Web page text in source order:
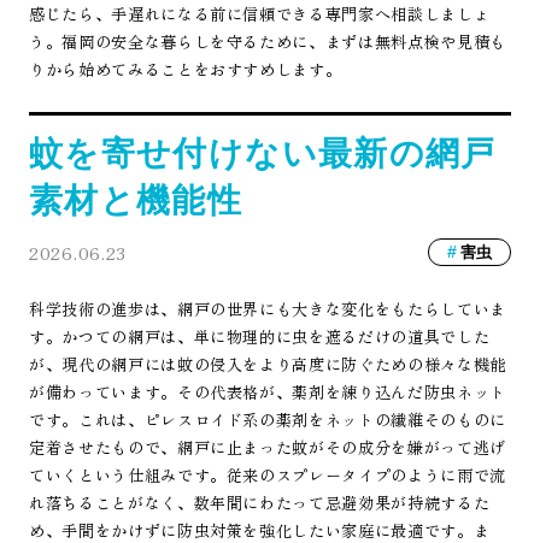
感じたら、手遅れになる前に信頼できる専門家へ相談しましょ
う。福岡の安全な暮らしを守るために、まずは無料点検や見積も
りから始めてみることをおすすめします。
蚊を寄せ付けない最新の網戸
素材と機能性
2026.06.23 害虫
科学技術の進歩は、網戸の世界にも大きな変化をもたらしていま
す。かつての網戸は、単に物理的に虫を遮るだけの道具でした
が、現代の網戸には蚊の侵入をより高度に防ぐための様々な機能
が備わっています。その代表格が、薬剤を練り込んだ防虫ネット
です。これは、ピレスロイド系の薬剤をネットの繊維そのものに
定着させたもので、網戸に止まった蚊がその成分を嫌がって逃げ
ていくという仕組みです。従来のスプレータイプのように雨で流
れ落ちることがなく、数年間にわたって忌避効果が持続するた
め、手間をかけずに防虫対策を強化したい家庭に最適です。ま